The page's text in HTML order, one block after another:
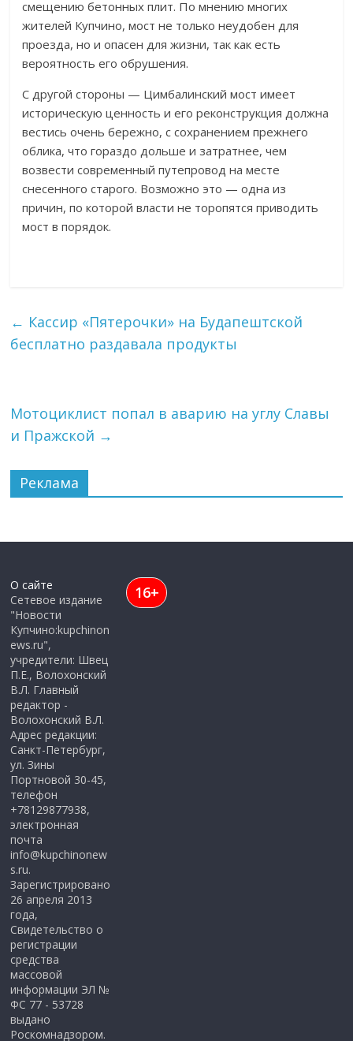
смещению бетонных плит. По мнению многих
жителей Купчино, мост не только неудобен для
проезда, но и опасен для жизни, так как есть
вероятность его обрушения.
С другой стороны — Цимбалинский мост имеет
историческую ценность и его реконструкция должна
вестись очень бережно, с сохранением прежнего
облика, что гораздо дольше и затратнее, чем
возвести современный путепровод на месте
снесенного старого. Возможно это — одна из
причин, по которой власти не торопятся приводить
мост в порядок.
← Кассир «Пятерочки» на Будапештской
бесплатно раздавала продукты
Мотоциклист попал в аварию на углу Славы
и Пражской →
Реклама
О сайте
Сетевое издание
"Новости
Купчино:kupchinon
ews.ru",
учредители: Швец
П.Е., Волохонский
В.Л. Главный
редактор -
Волохонский В.Л.
Адрес редакции:
Санкт-Петербург,
ул. Зины
Портновой 30-45,
телефон
+78129877938,
электронная
почта
info@kupchinonew
s.ru.
Зарегистрировано
26 апреля 2013
года,
Свидетельство о
регистрации
средства
массовой
информации ЭЛ №
ФС 77 - 53728
выдано
Роскомнадзором.
16+